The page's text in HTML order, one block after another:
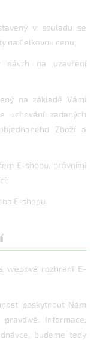
v souladu se
na Celkovou cenu;
návrh na uzavření
na základě Vámi
uchování zadaných
Zboží a
E-shopu, právními
E-shopu.
webové rozhraní E-
poskytnout Nám
Informace,
budeme tedy